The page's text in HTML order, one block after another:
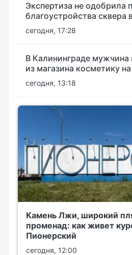
Экспертиза не одобрила
благоустройства сквера
сегодня, 17:28
В Калининграде мужчина
из магазина косметику
сегодня, 13:18
Камень Лжи, широкий
променад: как живет
Пионерский
сегодня, 12:00